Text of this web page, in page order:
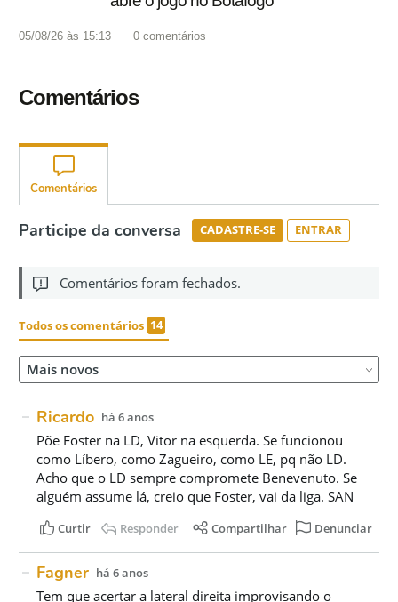
05/08/26 às 15:13 0 comentários
Comentários